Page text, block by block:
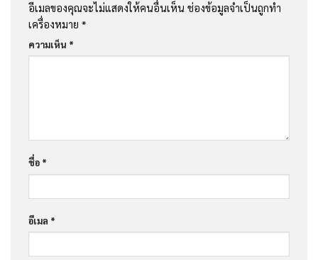
อีเมลของคุณจะไม่แสดงให้คนอื่นเห็น ช่องข้อมูลจำเป็นถูกทำ
เครื่องหมาย *
ความเห็น *
ชื่อ *
อีเมล *